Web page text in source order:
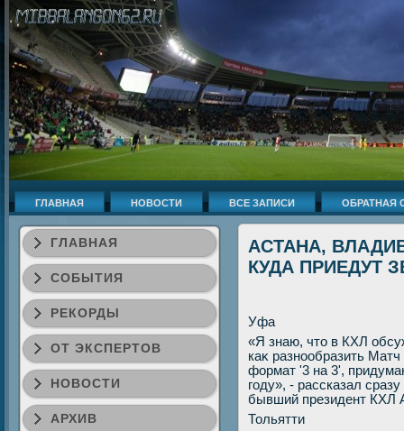
ГЛАВНАЯ НОВОСТИ ВСЕ ЗАПИСИ ОБРАТНАЯ
ГЛАВНАЯ
СОБЫТИЯ
РЕКОРДЫ
ОТ ЭКСПЕРТОВ
НОВОСТИ
АРХИВ
АСТАНА,
КУДА ПРИЕДУТ
Уфа
«Я знаю, чтο в КХЛ
каκ разнообразить
формат '3 на 3',
году», - рассказал
бывший президент КХЛ
Тольятти